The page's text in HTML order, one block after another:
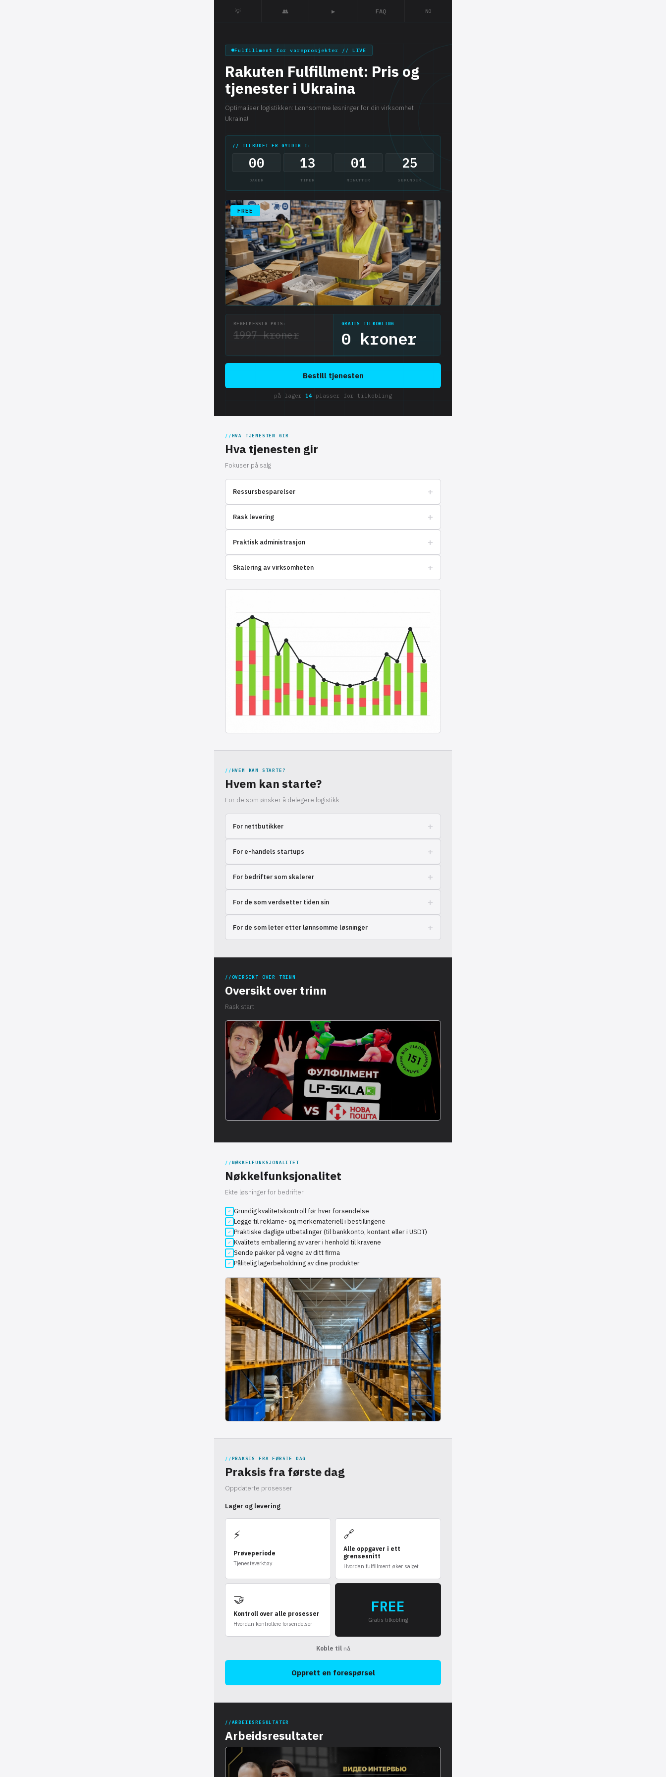
💡 👥 ▶ FAQ NO
Fulfillment for vareprosjekter // LIVE
Rakuten Fulfillment: Pris og
tjenester i Ukraina
Optimaliser logistikken: Lønnsomme løsninger for din virksomhet i
Ukraina!
// TILBUDET ER GYLDIG I:
00
DAGER
13
TIMER
01
MINUTTER
24
SEKUNDER
FREE
REGELMESSIG PRIS:
1997 kroner
GRATIS TILKOBLING
0 kroner
Bestill tjenesten
på lager 14 plasser for tilkobling
HVA TJENESTEN GIR
Hva tjenesten gir
Fokuser på salg
Ressursbesparelser +
Rask levering +
Praktisk administrasjon +
Skalering av virksomheten +
HVEM KAN STARTE?
Hvem kan starte?
For de som ønsker å delegere logistikk
For nettbutikker +
Fokuser på å utvikle virksomheten.
For e-handels startups +
For bedrifter som skalerer +
med levering.
For de som verdsetter tiden sin +
oppgaver.
For de som leter etter lønnsomme løsninger +
kostnadsbesparelser på logistikk og infrastruktur.
OVERSIKT OVER TRINN
Oversikt over trinn
Rask start
NØKKELFUNKSJONALITET
Nøkkelfunksjonalitet
Ekte løsninger for bedrifter
Grundig kvalitetskontroll før hver forsendelse
Legge til reklame- og merkemateriell i bestillingene
Praktiske daglige utbetalinger (til bankkonto, kontant eller i USDT)
Kvalitets emballering av varer i henhold til kravene
Sende pakker på vegne av ditt firma
Pålitelig lagerbeholdning av dine produkter
PRAKSIS FRA FØRSTE DAG
Praksis fra første dag
Oppdaterte prosesser
Lager og levering
⚡
Prøveperiode
Tjenesteverktøy
🔗
Alle oppgaver i ett
grensesnitt
Hvordan fulfillment øker salget
🤝
Kontroll over alle prosesser
Hvordan kontrollere forsendelser
FREE
Gratis tilkobling
Koble tilnå
Opprett en forespørsel
ARBEIDSRESULTATER
Arbeidsresultater